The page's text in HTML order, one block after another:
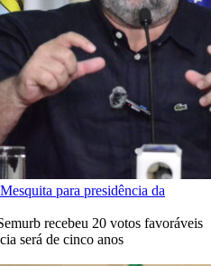
para presidência da
recebeu 20 votos favoráveis
será de cinco anos